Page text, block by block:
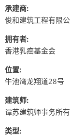
承建商:
俊和建筑工程有限
拥有者:
香港乳癌基金会
位置:
牛池湾龙翔道28号
建筑师:
谭苏建筑师事务所
类型: